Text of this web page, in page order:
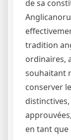
de sa
tradition
ordinaires,
souhaitant
conserver
en tant